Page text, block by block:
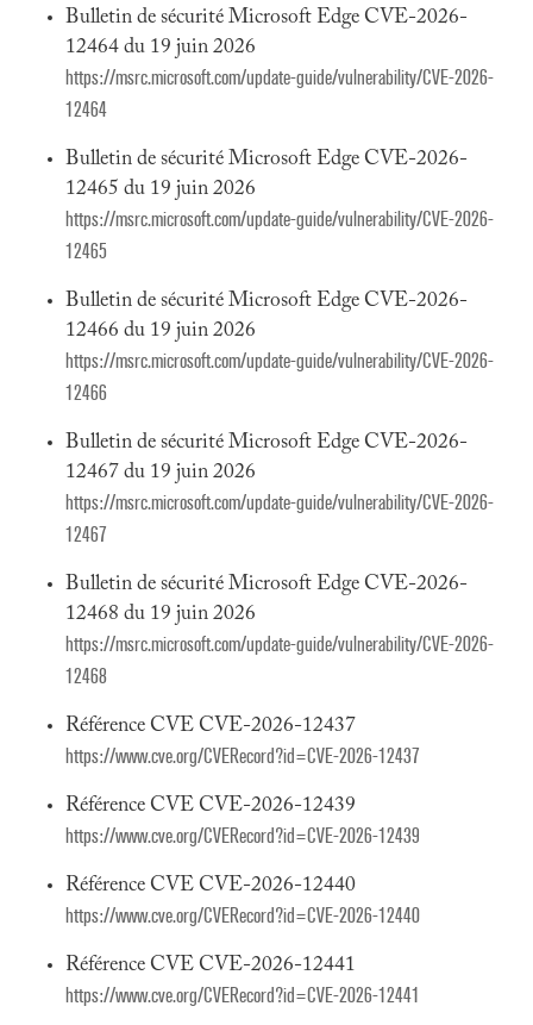
Bulletin de sécurité Microsoft Edge CVE-2026-
12464 du 19 juin 2026
https://msrc.microsoft.com/update-guide/vulnerability/CVE-2026-
12464
Bulletin de sécurité Microsoft Edge CVE-2026-
12465 du 19 juin 2026
https://msrc.microsoft.com/update-guide/vulnerability/CVE-2026-
12465
Bulletin de sécurité Microsoft Edge CVE-2026-
12466 du 19 juin 2026
https://msrc.microsoft.com/update-guide/vulnerability/CVE-2026-
12466
Bulletin de sécurité Microsoft Edge CVE-2026-
12467 du 19 juin 2026
https://msrc.microsoft.com/update-guide/vulnerability/CVE-2026-
12467
Bulletin de sécurité Microsoft Edge CVE-2026-
12468 du 19 juin 2026
https://msrc.microsoft.com/update-guide/vulnerability/CVE-2026-
12468
Référence CVE CVE-2026-12437
https://www.cve.org/CVERecord?id=CVE-2026-12437
Référence CVE CVE-2026-12439
https://www.cve.org/CVERecord?id=CVE-2026-12439
Référence CVE CVE-2026-12440
https://www.cve.org/CVERecord?id=CVE-2026-12440
Référence CVE CVE-2026-12441
https://www.cve.org/CVERecord?id=CVE-2026-12441